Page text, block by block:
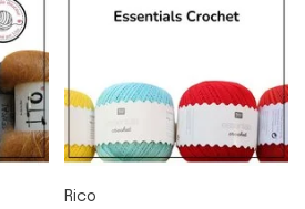
Rico